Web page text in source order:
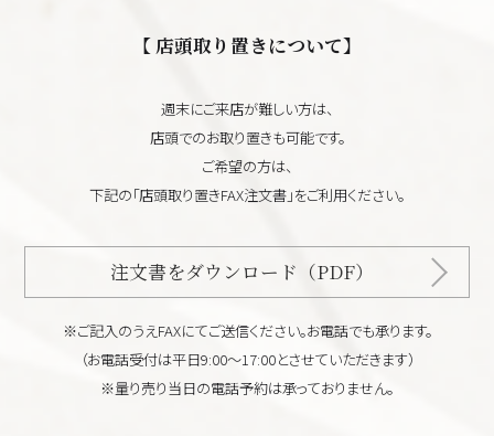
【 店頭取り置きについて】
週末にご来店が難しい方は、
店頭でのお取り置きも可能です。
ご希望の方は、
下記の「店頭取り置きFAX注文書」をご利用ください。
注文書をダウンロード（PDF）
※ご記入のうえFAXにてご送信ください。お電話でも承ります。
（お電話受付は平日9:00～17:00とさせていただきます）
※量り売り当日の電話予約は承っておりません。